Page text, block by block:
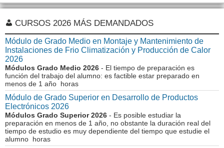
CURSOS 2026 MÁS DEMANDADOS
Módulo de Grado Medio en Montaje y Mantenimiento de
Instalaciones de Frio Climatización y Producción de Calor
2026
Módulos Grado Medio 2026 - El tiempo de preparación es
función del trabajo del alumno: es factible estar preparado en
menos de 1 año horas
Módulo de Grado Superior en Desarrollo de Productos
Electrónicos 2026
Módulos Grado Superior 2026 - Es posible estudiar la
preparación en menos de 1 año, no obstante la duración real del
tiempo de estudio es muy dependiente del tiempo que estudie el
alumno horas